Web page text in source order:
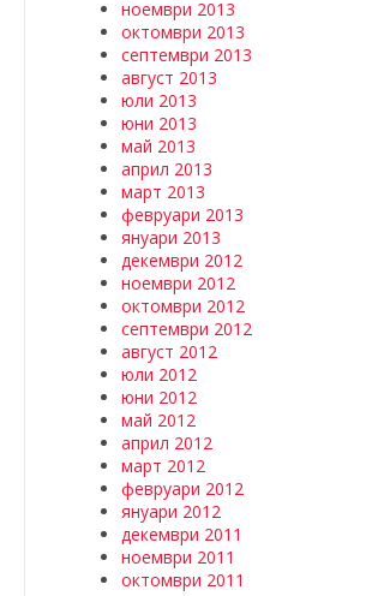
ноември 2013
октомври 2013
септември 2013
август 2013
юли 2013
юни 2013
май 2013
април 2013
март 2013
февруари 2013
януари 2013
декември 2012
ноември 2012
октомври 2012
септември 2012
август 2012
юли 2012
юни 2012
май 2012
април 2012
март 2012
февруари 2012
януари 2012
декември 2011
ноември 2011
октомври 2011